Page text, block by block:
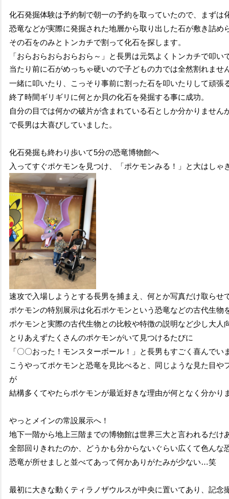
化石発掘体験は予約制で朝一の予約を取っていたので、まずは
恐竜などが実際に発掘された地層から取り出した石が敷き詰め
その石をのみとトンカチで割って化石を探します。
「おらおらおらおらおら～」と長男は元気よくトンカチで叩い
当たり前に石がめっちゃ硬いので子どもの力では全然割れませ
一緒に叩いたり、こっそり事前に割った石を叩いたりして頑張
終了時間ギリギリに何とか貝の化石を発掘する事に成功。
自分の目では何かの破片が含まれている石としか分かりません
で長男は大喜びしていました。
化石発掘も終わり歩いて5分の恐竜博物館へ
入ってすぐポケモンを見つけ、「ポケモンみる！」と大はしゃ
速攻で入場しようとする長男を捕まえ、何とか写真だけ取らせ
ポケモンの特別展示は化石ポケモンという恐竜などの古代生物
ポケモンと実際の古代生物との比較や特徴の説明など少し大人
とりあえずたくさんのポケモンがいて見つけるたびに
「〇〇おった！モンスターボール！」と長男もすごく 喜んでい
こうやってポケモンと恐竜を見比べると、同じような見た目や
が
結構多くてやたらポケモンが最近好きな理由が何となく分かり
やっとメインの常設展示へ！
地下一階から地上三階までの博物館は世界三大と言われるだけ
全部回りきれたのか、どうかも分からないぐらい広くて色んな
恐竜が所せましと並べてあって何かありがたみが少ない…笑
最初に大きな動くティラノザウルスが中央に置いてあり、記念